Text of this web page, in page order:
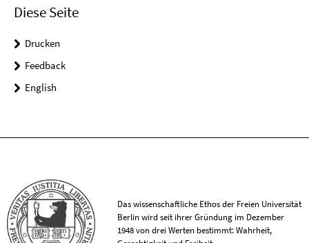
Diese Seite
Drucken
Feedback
English
Das wissenschaftliche Ethos der Freien Universität
Berlin wird seit ihrer Gründung im Dezember
1948 von drei Werten bestimmt: Wahrheit,